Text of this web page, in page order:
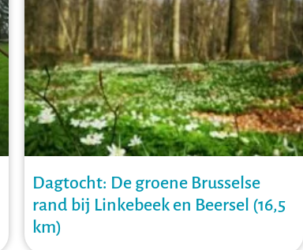
Dagtocht: De groene Brusselse
rand bij Linkebeek en Beersel (16,5
km)